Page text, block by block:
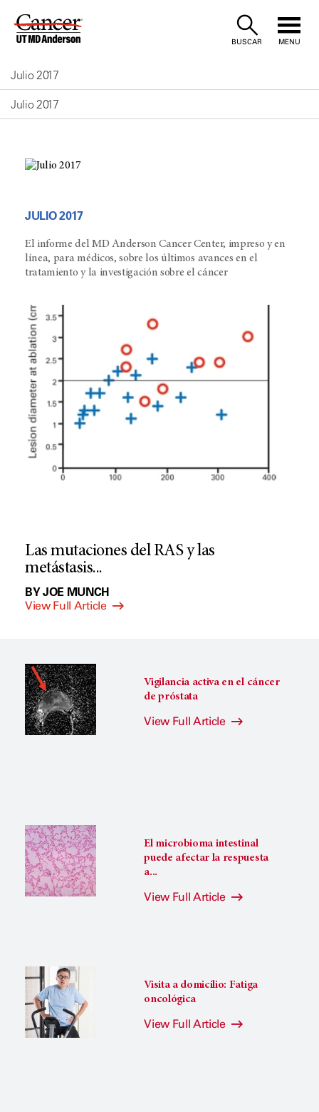
Skip
Content
BUSCAR MENU
Julio 2017
Julio 2017
JULIO 2017
El informe del MD Anderson Cancer Center, impreso y en
línea, para médicos, sobre los últimos avances en el
tratamiento y la investigación sobre el cáncer
Las mutaciones del RAS y las
metástasis...
BY JOE MUNCH
View Full Article
Vigilancia activa en el cáncer
de próstata
View Full Article
El microbioma intestinal
puede afectar la respuesta
a...
View Full Article
Visita a domicilio: Fatiga
oncológica
View Full Article